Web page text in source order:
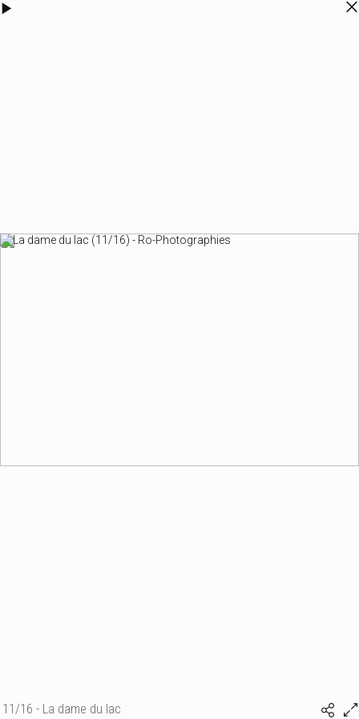
11/16 - La dame du lac